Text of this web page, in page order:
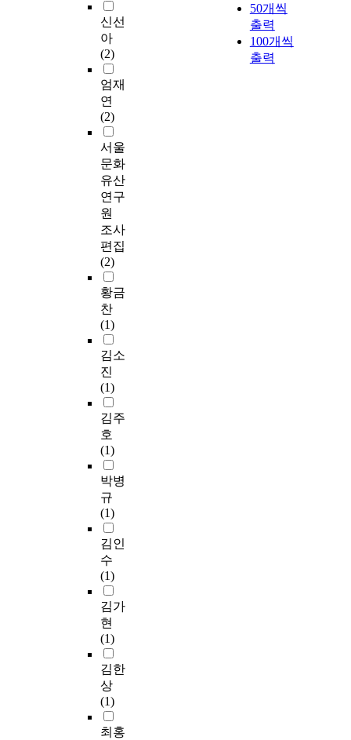
신선
아
(2)
엄재
연
(2)
서울
문화
유산
연구
원
조사
편집
(2)
황금
찬
(1)
김소
진
(1)
김주
호
(1)
박병
규
(1)
김인
수
(1)
김가
현
(1)
김한
상
(1)
최홍
50개씩
출력
100개씩
출력